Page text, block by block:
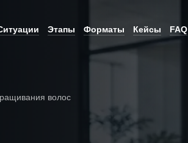
Этапы Форматы Кейсы FAQ
волос